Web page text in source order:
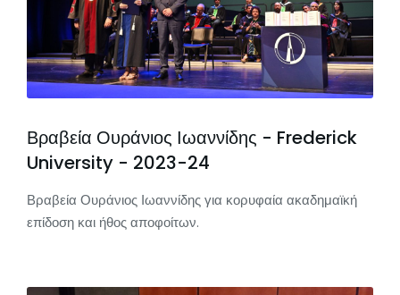
Βραβεία Ουράνιος Ιωαννίδης - Frederick
University - 2023-24
Βραβεία Ουράνιος Ιωαννίδης για κορυφαία ακαδημαϊκή
επίδοση και ήθος αποφοίτων.